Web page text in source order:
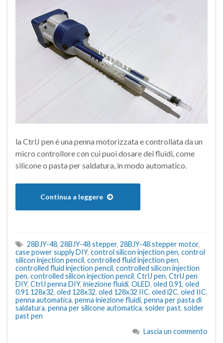
la CtrlJ pen è una penna motorizzata e controllata da un
micro controllore con cui puoi dosare dei fluidi, come
silicone o pasta per saldatura, in modo automatico.
Continua a leggere
28BJY-48, 28BJY-48 stepper, 28BJY-48 stepper motor,
case power supply DIY, control silicon injection pen, control
silicon injection pencil, controlled fluid injection pen,
controlled fluid injection pencil, controlled silicon injection
pen, controlled silicon injection pencil, CtrlJ pen, CtrlJ pen
DIY, CtrlJ penna DIY, iniezione fluidi, OLED, oled 0.91, oled
0.91 128x32, oled 128x32, oled 128x32 IIC, oled i2C, oled IIC,
penna automatica, penna iniezione fluidi, penna per pasta di
saldatura, penna per silicone automatica, solder past, solder
past pen
Lascia un commento